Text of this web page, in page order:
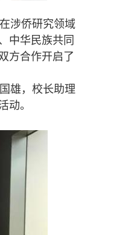
涉侨研究领域
中华民族共同
方合作开启了
雄，校长助理
动。